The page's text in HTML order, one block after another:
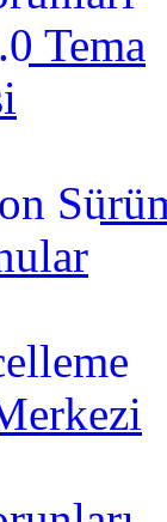
Tema